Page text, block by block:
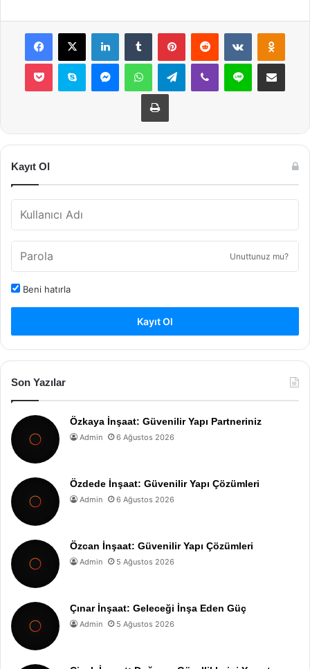
Facebook
X LinkedInTumblr PinterestReddit VKontakte
Pocket Skype MessengerWhatsAppTelegramViber Line E-Posta ile
Yazdır
Kayıt Ol
Unuttunuz mu?
Beni hatırla
Kayıt Ol
Son Yazılar
Özkaya İnşaat: Güvenilir Yapı Partneriniz
Admin 6 Ağustos 2026
Özdede İnşaat: Güvenilir Yapı Çözümleri
Admin 6 Ağustos 2026
Özcan İnşaat: Güvenilir Yapı Çözümleri
Admin 5 Ağustos 2026
Çınar İnşaat: Geleceği İnşa Eden Güç
Admin 5 Ağustos 2026